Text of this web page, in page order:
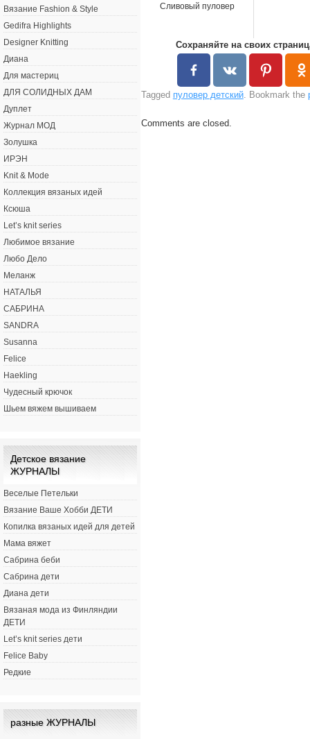
Сливовый пуловер
Сохраняйте на своих
Tagged пуловер детский. Bookmark the
Comments are closed.
Вязание Fashion & Style
Gedifra Highlights
Designer Knitting
Диана
Для мастериц
ДЛЯ СОЛИДНЫХ ДАМ
Дуплет
Журнал МОД
Золушка
ИРЭН
Knit & Mode
Коллекция вязаных идей
Ксюша
Let’s knit series
Любимое вязание
Любо Дело
Меланж
НАТАЛЬЯ
САБРИНА
SANDRA
Susanna
Felice
Haekling
Чудесный крючок
Шьем вяжем вышиваем
Детское вязание
ЖУРНАЛЫ
Веселые Петельки
Вязание Ваше Хобби ДЕТИ
Копилка вязаных идей для детей
Мама вяжет
Сабрина беби
Сабрина дети
Диана дети
Вязаная мода из Финляндии
ДЕТИ
Let’s knit series дети
Felice Baby
Редкие
разные ЖУРНАЛЫ